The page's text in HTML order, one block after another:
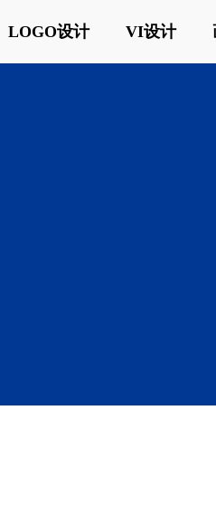
LOGO设计 VI设计